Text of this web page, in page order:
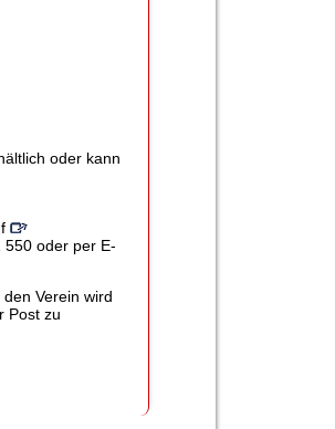
oder kann
550 oder per E-
Verein wird
Post zu